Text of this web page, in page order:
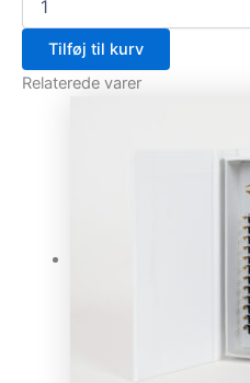
Tilføj til kurv
Relaterede varer